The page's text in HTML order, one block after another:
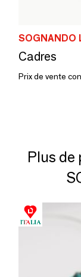
SOGNANDO
Cadres
Prix de vente
Plus de